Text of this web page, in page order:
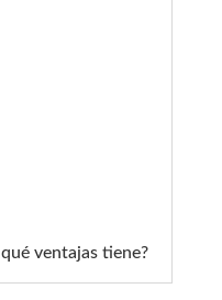
ventajas tiene?